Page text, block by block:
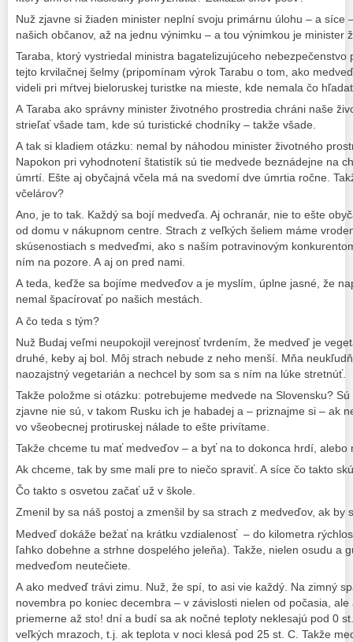
Nuž zjavne si žiaden minister neplní svoju primárnu úlohu – a síce
našich občanov, až na jednu výnimku – a tou výnimkou je minister
Taraba, ktorý vystriedal ministra bagatelizujúceho nebezpečenstvo
tejto krvilačnej šelmy (pripomínam výrok Tarabu o tom, ako
videli pri mŕtvej bieloruskej turistke na mieste, kde nemala čo
A Taraba ako správny minister životného prostredia chráni naše
strieľať všade tam, kde sú turistické chodníky – takže všade.
A tak si kladiem otázku: nemal by náhodou minister životného
Napokon pri vyhodnotení štatistík sú tie medvede beznádejne na
úmrtí. Ešte aj obyčajná včela má na svedomí dve úmrtia ročne.
včelárov?
Ano, je to tak. Každý sa bojí medveďa. Aj ochranár, nie to ešte
od domu v nákupnom centre. Strach z veľkých šeliem máme
skúsenostiach s medveďmi, ako s naším potravinovým
ním na pozore. A aj on pred nami.
A teda, keďže sa bojíme medveďov a je myslím, úplne jasné, že
nemal špacírovať po našich mestách.
A čo teda s tým?
Nuž Budaj veľmi neupokojil verejnosť tvrdením, že medveď je
druhé, keby aj bol. Môj strach nebude z neho menší. Mňa
naozajstný vegetarián a nechcel by som sa s ním na lúke stretnúť.
Takže položme si otázku: potrebujeme medvede na Slovensku?
zjavne nie sú, v takom Rusku ich je habadej a – priznajme si – ak
vo všeobecnej protiruskej nálade to ešte privítame.
Takže chceme tu mať medveďov – a byť na to dokonca hrdí, alebo
Ak chceme, tak by sme mali pre to niečo spraviť. A síce čo takto
Čo takto s osvetou začať už v škole.
Zmenil by sa náš postoj a zmenšil by sa strach z medveďov, ak by
Medveď dokáže bežať na krátku vzdialenosť – do kilometra
ľahko dobehne a strhne dospelého jeleňa). Takže, nielen osudu a
medveďom neutečiete.
A ako medveď trávi zimu. Nuž, že spí, to asi vie každý. Na zimný
novembra po koniec decembra – v závislosti nielen od počasia,
priemerne až sto! dní a budí sa ak nočné teploty neklesajú pod 0
veľkých mrazoch, t.j. ak teplota v noci klesá pod 25 st. C. Takže